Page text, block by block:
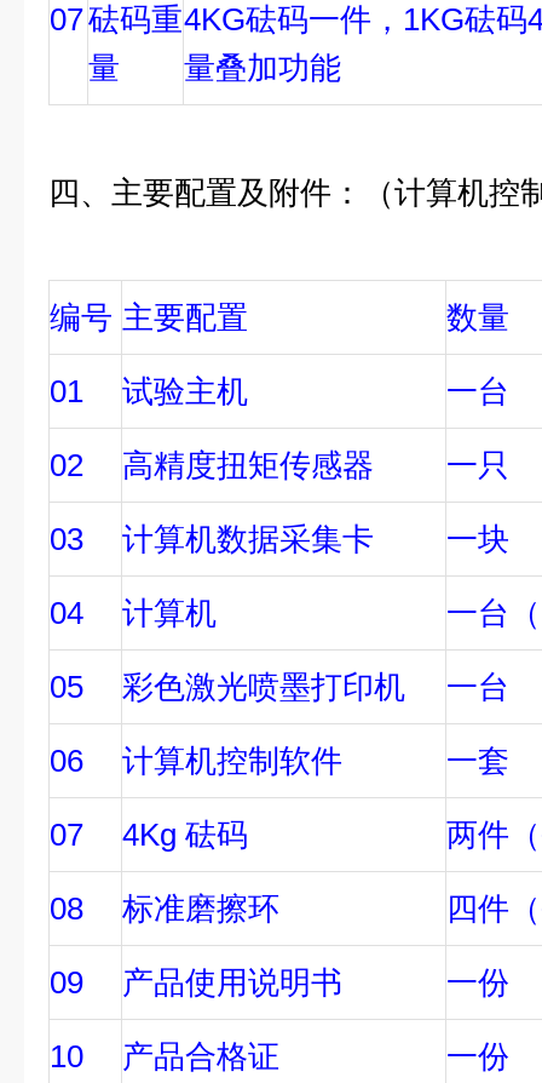
07砝码重
量
4KG砝码一件，1KG砝码
量叠加功能
四、主要配置及附件：（计算机控
编号 主要配置 数量
01 试验主机 一台
02 高精度扭矩传感器 一只
03 计算机数据采集卡 一块
04 计算机 一台
05 彩色激光喷墨打印机 一台
06 计算机控制软件 一套
07 4Kg 砝码 两件
08 标准磨擦环 四件
09 产品使用说明书 一份
10 产品合格证 一份